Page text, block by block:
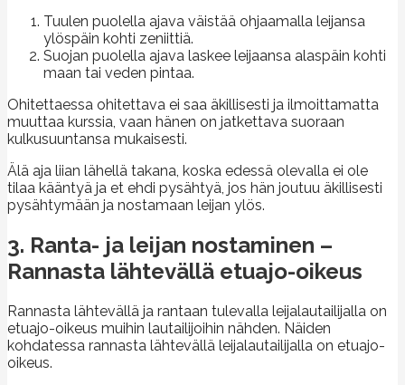
Tuulen puolella ajava väistää ohjaamalla leijansa
ylöspäin kohti zeniittiä.
Suojan puolella ajava laskee leijaansa alaspäin kohti
maan tai veden pintaa.
Ohitettaessa ohitettava ei saa äkillisesti ja ilmoittamatta
muuttaa kurssia, vaan hänen on jatkettava suoraan
kulkusuuntansa mukaisesti.
Älä aja liian lähellä takana, koska edessä olevalla ei ole
tilaa kääntyä ja et ehdi pysähtyä, jos hän joutuu äkillisesti
pysähtymään ja nostamaan leijan ylös.
3. Ranta- ja leijan nostaminen –
Rannasta lähtevällä etuajo-oikeus
Rannasta lähtevällä ja rantaan tulevalla leijalautailijalla on
etuajo-oikeus muihin lautailijoihin nähden. Näiden
kohdatessa rannasta lähtevällä leijalautailijalla on etuajo-
oikeus.